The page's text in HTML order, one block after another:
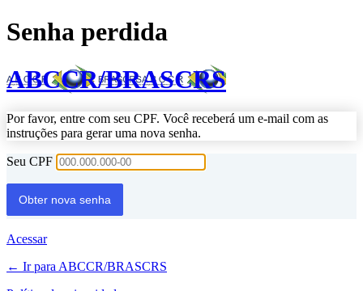
Senha perdida
ABCCR/BRASCRS
Por favor, entre com seu CPF. Você receberá um e-mail com as
instruções para gerar uma nova senha.
Seu CPF
Acessar
← Ir para ABCCR/BRASCRS